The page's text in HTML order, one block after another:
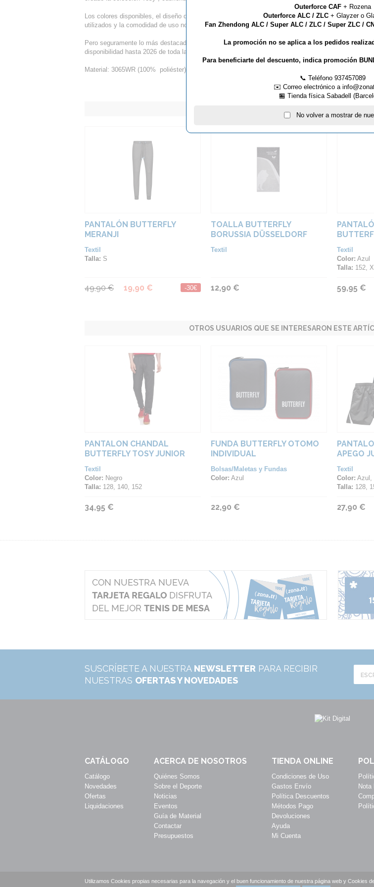
Los colores disponibles, el diseño deportivo a la par que sencillo, los materiales
utilizados y la comodidad de uso no dejan a nadie indiferente.
Pero seguramente lo más destacado e interesante para los clubs, es la
disponibilidad hasta 2026 de toda la colección, tanto en hombre, mujer y junior.
Material: 3065WR (100% poliéster)
PANTALÓN BUTTERFLY
MERANJI
Textil
Talla: S
49,90 € 19,90 € -30€
TOALLA BUTTERFLY
BORUSSIA DÜSSELDORF
Textil
12,90 €
Textil
Color: Azul
Talla: 152,
59,95 €
OTROS USUARIOS QUE SE INTERESARON ESTE
PANTALON CHANDAL
BUTTERFLY TOSY JUNIOR
Textil
Color: Negro
Talla: 128, 140, 152
34,95 €
FUNDA BUTTERFLY OTOMO
INDIVIDUAL
Bolsas/Maletas y Fundas
Color: Azul
22,90 €
APEGO
Textil
Color: Azul,
Talla: 128,
27,90 €
SUSCRÍBETE A NUESTRA NEWSLETTER PARA RECIBIR
NUESTRAS OFERTAS Y NOVEDADES
CATÁLOGO
Catálogo
Novedades
Ofertas
Liquidaciones
ACERCA DE NOSOTROS
Quiénes Somos
Sobre el Deporte
Noticias
Eventos
Guía de Material
Contactar
Presupuestos
TIENDA ONLINE
Condiciones de Uso
Gastos Envío
Política Descuentos
Métodos Pago
Devoluciones
Ayuda
Mi Cuenta
Nota
Utilizamos Cookies propias necesarias para la navegación y el buen funcionamiento de nuestra página web y Cookies
Outerforce CAF+ Rozena
Outerforce ALC / ZLC + Glayzer o
Fan Zhendong ALC / Super ALC / ZLC / Super ZLC /
La promoción no se aplica a los pedidos
Para beneficiarte del descuento, indica promoción
📞 Teléfono 937457089
✉️ Correo electrónico a
🏪 Tienda física Sabadell
No volver a mostrar de